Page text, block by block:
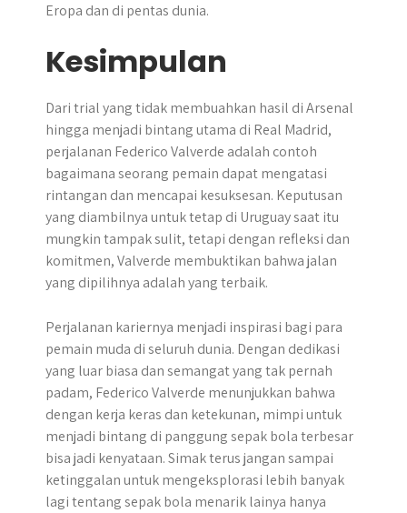
Eropa dan di pentas dunia.
Kesimpulan
​Dari trial yang tidak membuahkan hasil di Arsenal
hingga menjadi bintang utama di Real Madrid,
perjalanan Federico Valverde adalah contoh
bagaimana seorang pemain dapat mengatasi
rintangan dan mencapai kesuksesan.​ Keputusan
yang diambilnya untuk tetap di Uruguay saat itu
mungkin tampak sulit, tetapi dengan refleksi dan
komitmen, Valverde membuktikan bahwa jalan
yang dipilihnya adalah yang terbaik.
Perjalanan kariernya menjadi inspirasi bagi para
pemain muda di seluruh dunia. Dengan dedikasi
yang luar biasa dan semangat yang tak pernah
padam, Federico Valverde menunjukkan bahwa
dengan kerja keras dan ketekunan, mimpi untuk
menjadi bintang di panggung sepak bola terbesar
bisa jadi kenyataan. Simak terus jangan sampai
ketinggalan untuk mengeksplorasi lebih banyak
lagi tentang sepak bola menarik lainya hanya